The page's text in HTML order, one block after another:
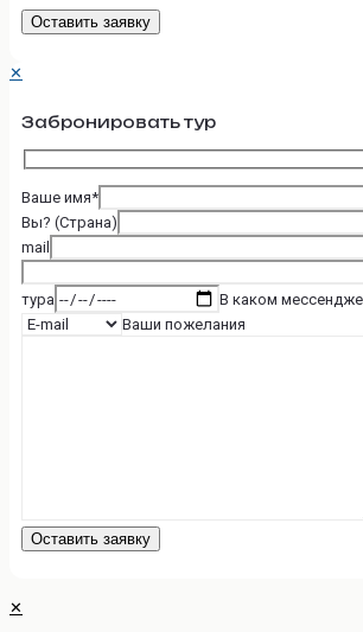
✕
Забронировать тур
Ваше имя*
Вы? (Страна)
mail
тура
В каком
Ваши пожелания
✕